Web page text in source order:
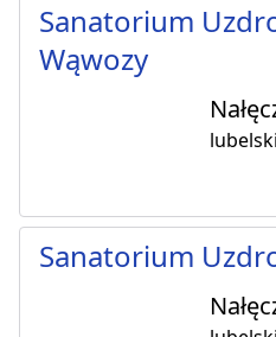
Sanatorium
Wąwozy
Sanatorium